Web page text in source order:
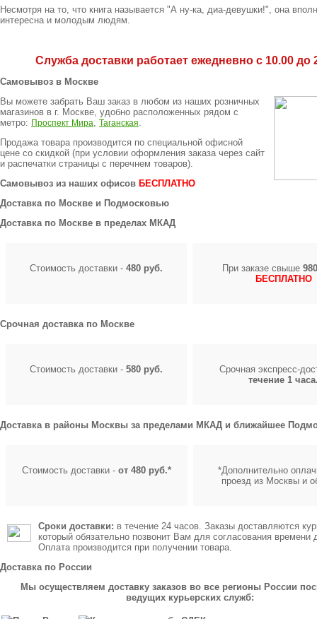
Несмотря на то, что книга называется "А ну-ка, диа-девушки!", она
интересна и молодым людям.
Служба доставки работает ежедневно с 10.00 до
Самовывоз в Москве
Вы можете забрать Ваш заказ в любом из наших розничных
магазинов в г. Москве, удобно расположенных рядом с
метро: Проспект Мира, Таганская.
Продажа товара производится по специальной офисной
цене со скидкой (при условии оформления заказа через сайт
и распечатки страницы с перечнем товаров).
Самовывоз из наших офисов БЕСПЛАТНО
Доставка по Москве и Подмосковью
Доставка по Москве в пределах МКАД
Стоимость доставки - 480 руб. При заказе свыше
БЕСПЛАТНО
Срочная доставка по Москве
Стоимость доставки - 580 руб.
Срочная экспресс-
течение 1
Доставка в районы Москвы за пределами МКАД и ближайшее
Стоимость доставки - от 480 руб.*
*Дополнительно
проезд из Москвы и
Сроки доставки: в течение 24 часов. Заказы доставляются
который обязательно позвонит Вам для согласования времени
Оплата производится при получении товара.
Доставка по России
Мы осуществляем доставку заказов во все регионы России
ведущих курьерских служб: